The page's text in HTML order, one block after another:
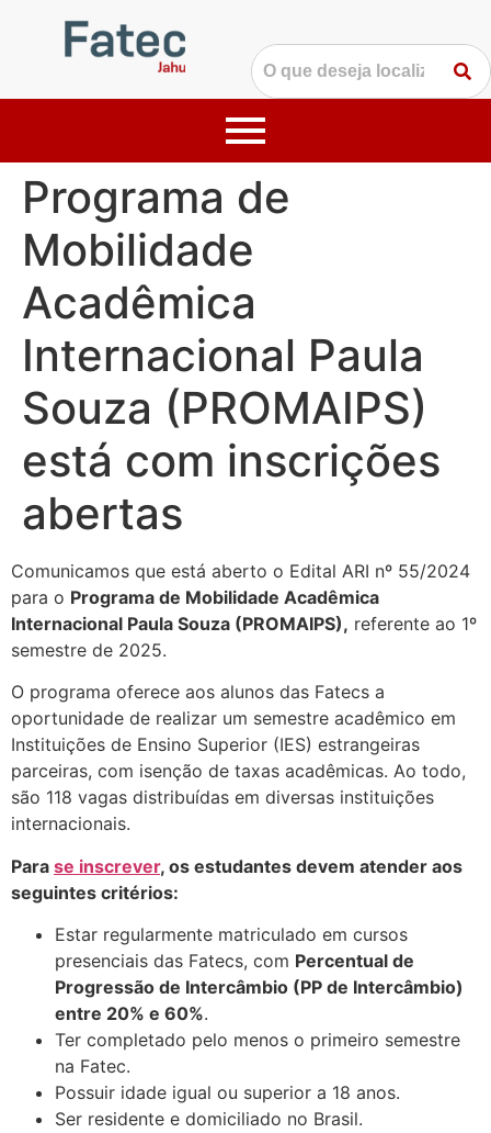
Programa de
Mobilidade
Acadêmica
Internacional Paula
Souza (PROMAIPS)
está com inscrições
abertas
Comunicamos que está aberto o Edital ARI nº 55/2024
para o Programa de Mobilidade Acadêmica
Internacional Paula Souza (PROMAIPS), referente ao 1º
semestre de 2025.
O programa oferece aos alunos das Fatecs a
oportunidade de realizar um semestre acadêmico em
Instituições de Ensino Superior (IES) estrangeiras
parceiras, com isenção de taxas acadêmicas. Ao todo,
são 118 vagas distribuídas em diversas instituições
internacionais.
Para se inscrever, os estudantes devem atender aos
seguintes critérios:
Estar regularmente matriculado em cursos
presenciais das Fatecs, com Percentual de
Progressão de Intercâmbio (PP de Intercâmbio)
entre 20% e 60%.
Ter completado pelo menos o primeiro semestre
na Fatec.
Possuir idade igual ou superior a 18 anos.
Ser residente e domiciliado no Brasil.